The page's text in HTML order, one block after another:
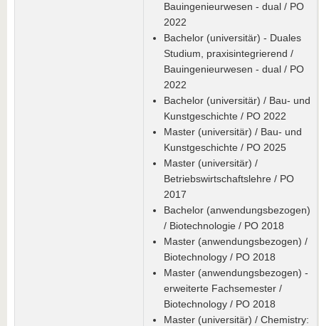
Bauingenieurwesen - dual / PO
2022
Bachelor (universitär) - Duales
Studium, praxisintegrierend /
Bauingenieurwesen - dual / PO
2022
Bachelor (universitär) / Bau- und
Kunstgeschichte / PO 2022
Master (universitär) / Bau- und
Kunstgeschichte / PO 2025
Master (universitär) /
Betriebswirtschaftslehre / PO
2017
Bachelor (anwendungsbezogen)
/ Biotechnologie / PO 2018
Master (anwendungsbezogen) /
Biotechnology / PO 2018
Master (anwendungsbezogen) -
erweiterte Fachsemester /
Biotechnology / PO 2018
Master (universitär) / Chemistry: